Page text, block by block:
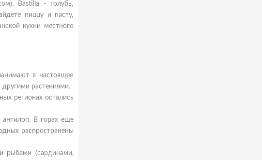
Bastilla - голубь,
пиццу и пасту,
кухни местного
в настоящее
растениями.
регионах остались
антилоп. В горах еще
распространены
рыбами (сардинами,